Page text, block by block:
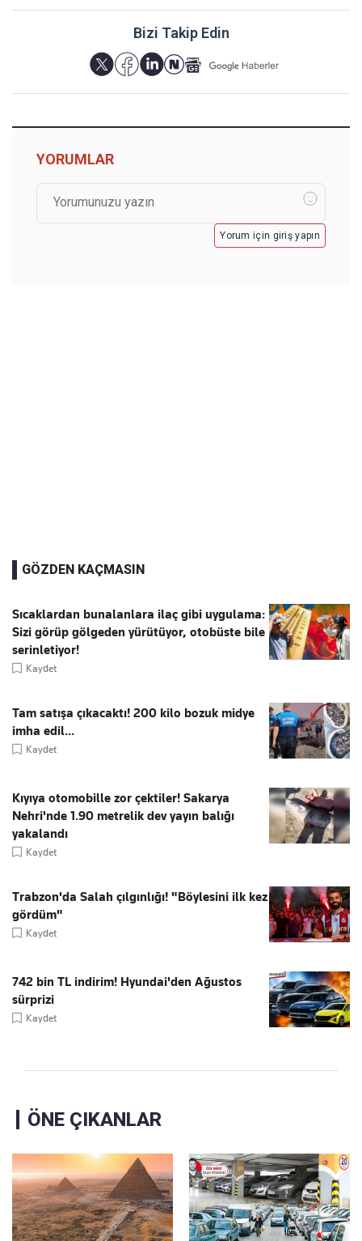
Bizi Takip Edin
YORUMLAR
Yorum için giriş yapın
GÖZDEN KAÇMASIN
Sıcaklardan bunalanlara ilaç gibi uygulama:
Sizi görüp gölgeden yürütüyor, otobüste bile
serinletiyor!
Kaydet
Tam satışa çıkacaktı! 200 kilo bozuk midye
imha edil...
Kaydet
Kıyıya otomobille zor çektiler! Sakarya
Nehri'nde 1.90 metrelik dev yayın balığı
yakalandı
Kaydet
Trabzon'da Salah çılgınlığı! "Böylesini ilk kez
gördüm"
Kaydet
742 bin TL indirim! Hyundai'den Ağustos
sürprizi
Kaydet
ÖNE ÇIKANLAR